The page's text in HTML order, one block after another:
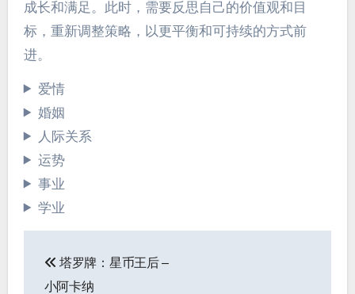
成长和满足。此时，需要反思自己的价值观和目
标，重新调整策略，以更平衡和可持续的方式前
进。
爱情
婚姻
人际关系
运势
事业
学业
章
塔罗牌：星币王后 –
小阿卡纳